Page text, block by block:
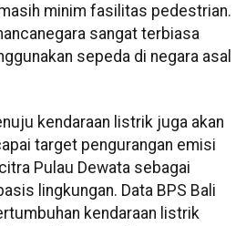
minim fasilitas pedestrian.
sangat terbiasa
sepeda di negara asal
kendaraan listrik juga akan
target pengurangan emisi
Pulau Dewata sebagai
lingkungan. Data BPS Bali
kendaraan listrik